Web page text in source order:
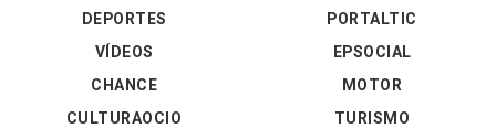
DEPORTES
VÍDEOS
PORTALTIC
EPSOCIAL
CHANCE
CULTURAOCIO
MOTOR
TURISMO